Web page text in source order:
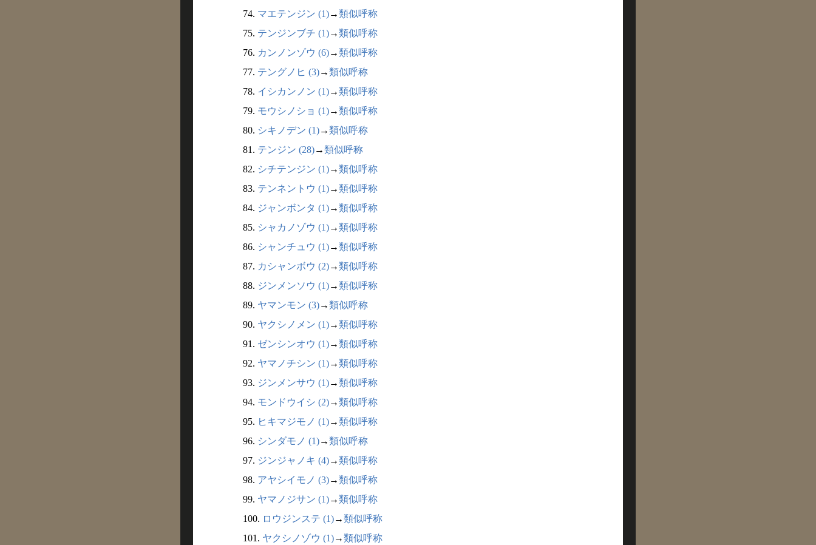
74. マエテンジン (1)→類似呼称
75. テンジンブチ (1)→類似呼称
76. カンノンゾウ (6)→類似呼称
77. テングノヒ (3)→類似呼称
78. イシカンノン (1)→類似呼称
79. モウシノショ (1)→類似呼称
80. シキノデン (1)→類似呼称
81. テンジン (28)→類似呼称
82. シチテンジン (1)→類似呼称
83. テンネントウ (1)→類似呼称
84. ジャンボンタ (1)→類似呼称
85. シャカノゾウ (1)→類似呼称
86. シャンチュウ (1)→類似呼称
87. カシャンボウ (2)→類似呼称
88. ジンメンソウ (1)→類似呼称
89. ヤマンモン (3)→類似呼称
90. ヤクシノメン (1)→類似呼称
91. ゼンシンオウ (1)→類似呼称
92. ヤマノチシン (1)→類似呼称
93. ジンメンサウ (1)→類似呼称
94. モンドウイシ (2)→類似呼称
95. ヒキマジモノ (1)→類似呼称
96. シンダモノ (1)→類似呼称
97. ジンジャノキ (4)→類似呼称
98. アヤシイモノ (3)→類似呼称
99. ヤマノジサン (1)→類似呼称
100. ロウジンステ (1)→類似呼称
101. ヤクシノゾウ (1)→類似呼称